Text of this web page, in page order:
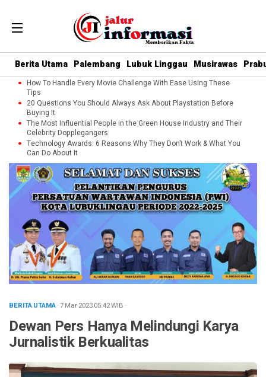
Berita Utama Palembang Lubuk Linggau Musirawas
How To Handle Every Movie Challenge With Ease Using These
Tips
20 Questions You Should Always Ask About Playstation Before
Buying It
The Most Influential People in the Green House Industry and Their
Celebrity Dopplegangers
Technology Awards: 6 Reasons Why They Don’t Work & What You
Can Do About It
BERITA UTAMA· 7 Mar 202305:42WIB ·
Dewan Pers Hanya Melindungi Karya
Jurnalistik Berkualitas